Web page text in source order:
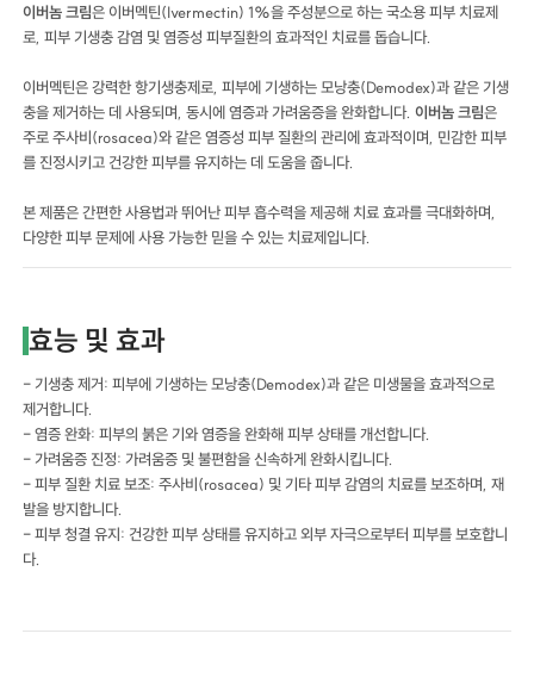
이버놈 크림은 이버멕틴(Ivermectin) 1%을 주성분으로 하는 국소용 피부 치료제
로, 피부 기생충 감염 및 염증성 피부질환의 효과적인 치료를 돕습니다.
이버멕틴은 강력한 항기생충제로, 피부에 기생하는 모낭충(Demodex)과 같은 기생
충을 제거하는 데 사용되며, 동시에 염증과 가려움증을 완화합니다.이버놈 크림은
주로 주사비(rosacea)와 같은 염증성 피부 질환의 관리에 효과적이며, 민감한 피부
를 진정시키고 건강한 피부를 유지하는 데 도움을 줍니다.
본 제품은 간편한 사용법과 뛰어난 피부 흡수력을 제공해 치료 효과를 극대화하며,
다양한 피부 문제에 사용 가능한 믿을 수 있는 치료제입니다.
효능 및 효과
- 기생충 제거: 피부에 기생하는 모낭충(Demodex)과 같은 미생물을 효과적으로
제거합니다.
- 염증 완화: 피부의 붉은 기와 염증을 완화해 피부 상태를 개선합니다.
- 가려움증 진정: 가려움증 및 불편함을 신속하게 완화시킵니다.
- 피부 질환 치료 보조: 주사비(rosacea) 및 기타 피부 감염의 치료를 보조하며, 재
발을 방지합니다.
- 피부 청결 유지: 건강한 피부 상태를 유지하고 외부 자극으로부터 피부를 보호합니
다.